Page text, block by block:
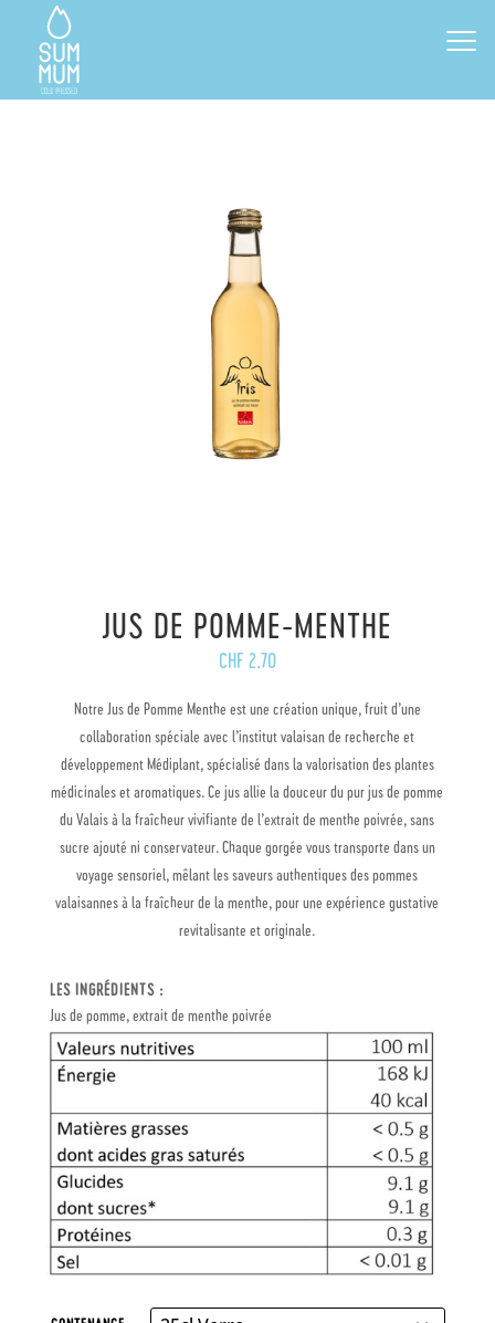
JUS DE POMME-MENTHE
CHF 2.70
Notre Jus de Pomme Menthe est une création unique, fruit d’une
collaboration spéciale avec l’institut valaisan de recherche et
développement Médiplant, spécialisé dans la valorisation des plantes
médicinales et aromatiques. Ce jus allie la douceur du pur jus de pomme
du Valais à la fraîcheur vivifiante de l’extrait de menthe poivrée, sans
sucre ajouté ni conservateur. Chaque gorgée vous transporte dans un
voyage sensoriel, mêlant les saveurs authentiques des pommes
valaisannes à la fraîcheur de la menthe, pour une expérience gustative
revitalisante et originale.
LES INGRÉDIENTS :
Jus de pomme, extrait de menthe poivrée